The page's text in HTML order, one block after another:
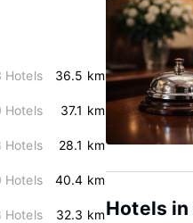
Hotels 36.5 km
Hotels 37.1 km
Hotels 28.1 km
Hotels 40.4 km
Hotels 32.3 kmHotels in